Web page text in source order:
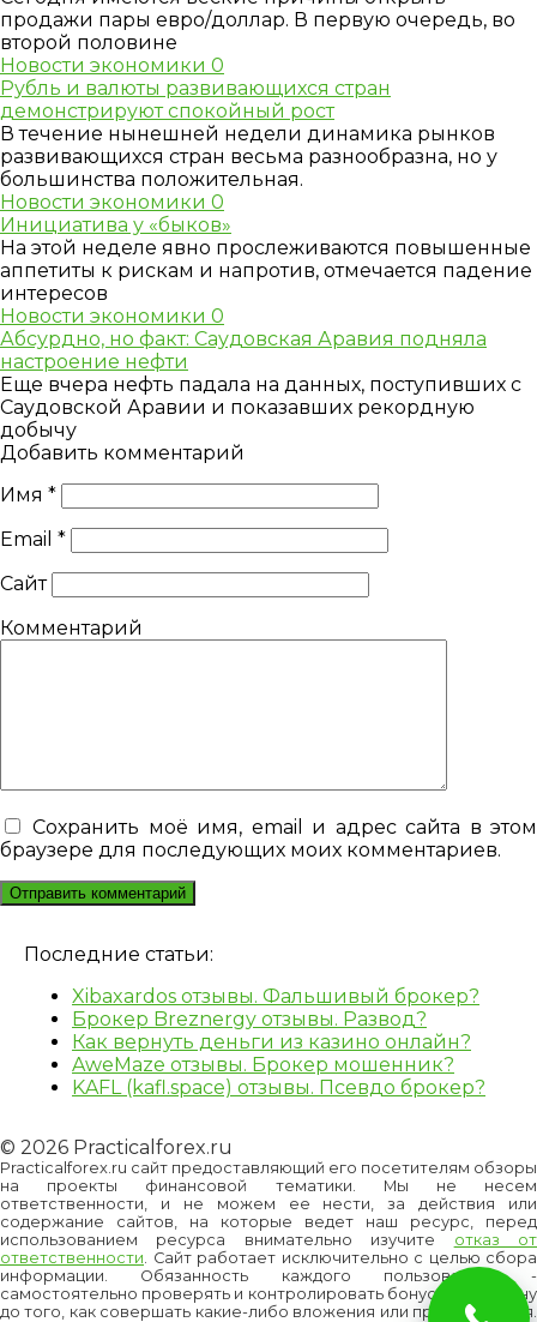
продажи пары евро/доллар. В первую очередь, во
второй половине
Новости экономики 0
Рубль и валюты развивающихся стран
демонстрируют спокойный рост
В течение нынешней недели динамика рынков
развивающихся стран весьма разнообразна, но у
большинства положительная.
Новости экономики 0
Инициатива у «быков»
На этой неделе явно прослеживаются повышенные
аппетиты к рискам и напротив, отмечается падение
интересов
Новости экономики 0
Абсурдно, но факт: Саудовская Аравия подняла
настроение нефти
Еще вчера нефть падала на данных, поступивших с
Саудовской Аравии и показавших рекордную
добычу
Добавить комментарий
Имя *
Email *
Сайт
Комментарий
Сохранить моё имя, email и адрес сайта в этом
браузере для последующих моих комментариев.
Последние статьи:
Xibaxardos отзывы. Фальшивый брокер?
Брокер Breznergy отзывы. Развод?
Как вернуть деньги из казино онлайн?
AweMaze отзывы. Брокер мошенник?
KAFL (kafl.space) отзывы. Псевдо брокер?
© 2026 Practicalforex.ru
Practicalforex.ru сайт предоставляющий его посетителям обзоры
на проекты финансовой тематики. Мы не несем
ответственности, и не можем ее нести, за действия или
содержание сайтов, на которые ведет наш ресурс, перед
использованием ресурса внимательно изучите отказ от
ответственности . Сайт работает исключительно с целью сбора
информации. Обязанность каждого пользователя -
самостоятельно проверять и контролировать бонусы и/или цену
до того, как совершать какие-либо вложения или приобретения.